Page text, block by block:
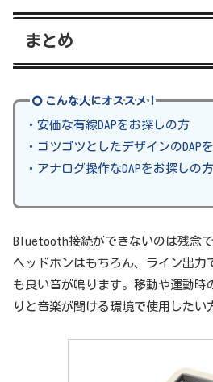
まとめ
こんな人にオススメ！
・安価な有線DAPをお探しの方
・ゴツゴツとしたデザインのDAP
・アナログ操作なDAPをお探しの方
Bluetooth接続ができないのは残念
ヘッドホンはもちろん、ライン出力
も良い音が鳴ります。移動や運動時
りと音楽が聞ける環境で使用したい